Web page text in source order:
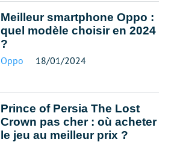
Meilleur smartphone Oppo :
quel modèle choisir en 2024
?
Oppo 18/01/2024
Prince of Persia The Lost
Crown pas cher : où acheter
le jeu au meilleur prix ?